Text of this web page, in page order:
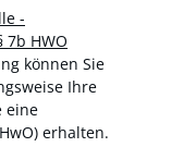
-
HWO
können Sie
Ihre
eine
erhalten.